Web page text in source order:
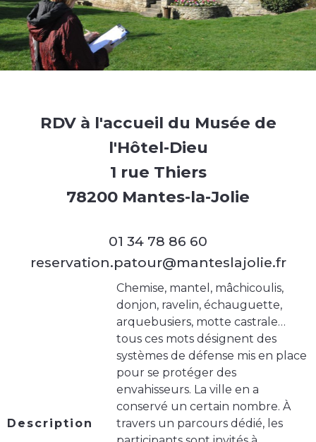
RDV à l'accueil du Musée de
l'Hôtel-Dieu
1 rue Thiers
78200 Mantes-la-Jolie
01 34 78 86 60
reservation.patour@manteslajolie.fr
Description
Chemise, mantel, mâchicoulis,
donjon, ravelin, échauguette,
arquebusiers, motte castrale…
tous ces mots désignent des
systèmes de défense mis en place
pour se protéger des
envahisseurs. La ville en a
conservé un certain nombre. À
travers un parcours dédié, les